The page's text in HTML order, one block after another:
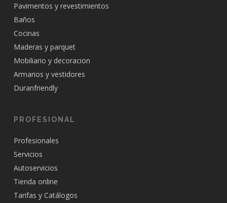
Pavimentos y revestimientos
Baños
Cocinas
Maderas y parquet
Mobiliario y decoracion
Armarios y vestidores
Duranfriendly
PROFESIONAL
Profesionales
Servicios
Autoservicios
Tienda online
Tarifas y Catálogos